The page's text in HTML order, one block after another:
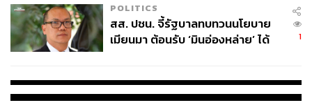
POLITICS
สส. ปชน. จี้รัฐบาลทบทวนนโยบาย
เมียนมา ต้อนรับ ‘มินอ่องหล่าย’ ได้
1